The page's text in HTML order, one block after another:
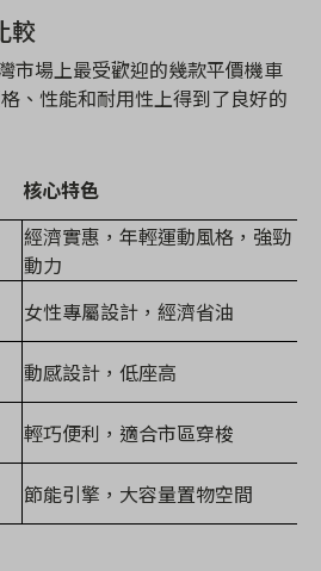
較
市場上最受歡迎的幾款平價機車
、性能和耐用性上得到了良好的
核心特色
經濟實惠，年輕運動風格，強勁
動力
女性專屬設計，經濟省油
動感設計，低座高
輕巧便利，適合市區穿梭
節能引擎，大容量置物空間